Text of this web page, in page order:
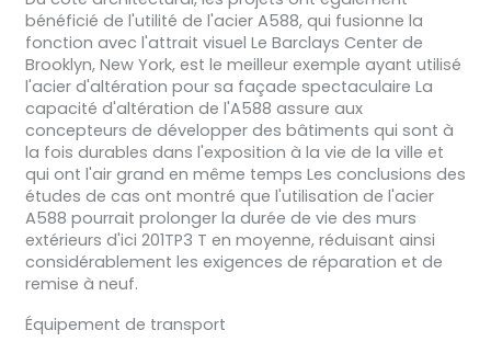
bénéficié de l'utilité de l'acier A588, qui fusionne la
fonction avec l'attrait visuel Le Barclays Center de
Brooklyn, New York, est le meilleur exemple ayant utilisé
l'acier d'altération pour sa façade spectaculaire La
capacité d'altération de l'A588 assure aux
concepteurs de développer des bâtiments qui sont à
la fois durables dans l'exposition à la vie de la ville et
qui ont l'air grand en même temps Les conclusions des
études de cas ont montré que l'utilisation de l'acier
A588 pourrait prolonger la durée de vie des murs
extérieurs d'ici 201TP3 T en moyenne, réduisant ainsi
considérablement les exigences de réparation et de
remise à neuf.
Équipement de transport